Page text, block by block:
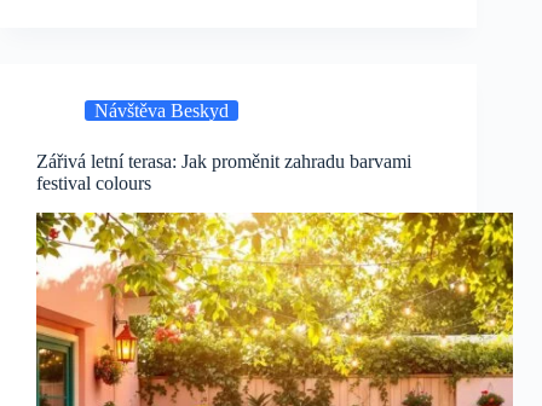
Návštěva Beskyd
Zářivá letní terasa: Jak proměnit zahradu barvami
festival colours